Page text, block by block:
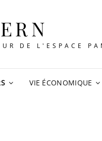
DE L'ESPACE
VIE ÉCONOMIQUE